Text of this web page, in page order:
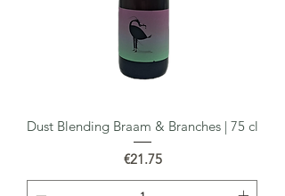
Dust Blending Braam & Branches | 75 cl
Price
€21.75